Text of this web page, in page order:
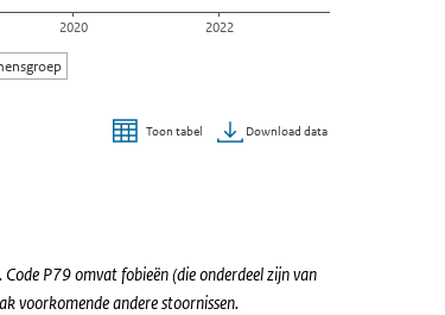
2020 2022
Toon tabel Download data
P79 omvat fobieën (die onderdeel zijn van
voorkomende andere stoornissen.